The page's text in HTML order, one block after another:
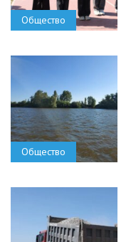
Общество
Общество